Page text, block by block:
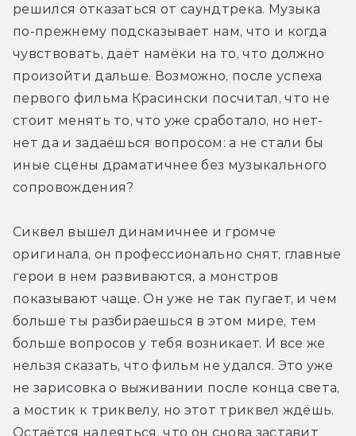
решился отказаться от саундтрека. Музыка
по-прежнему подсказывает нам, что и когда
чувствовать, даёт намёки на то, что должно
произойти дальше. Возможно, после успеха
первого фильма Красински посчитал, что не
стоит менять то, что уже сработало, но нет-
нет да и задаёшься вопросом: а не стали бы
иные сцены драматичнее без музыкального
сопровождения?
Сиквел вышел динамичнее и громче
оригинала, он профессионально снят, главные
герои в нем развиваются, а монстров
показывают чаще. Он уже не так пугает, и чем
больше ты разбираешься в этом мире, тем
больше вопросов у тебя возникает. И все же
нельзя сказать, что фильм не удался. Это уже
не зарисовка о выживании после конца света,
а мостик к триквелу, но этот триквел ждёшь.
Остаётся надеяться, что он снова заставит